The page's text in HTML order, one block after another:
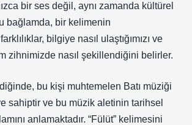
bir ses değil, aynı zamanda kültürel
bağlamda, bir kelimenin
bilgiye nasıl ulaştığımızı ve
zihnimizde nasıl şekillendiğini belirler.
bu kişi muhtemelen Batı müziği
sahiptir ve bu müzik aletinin tarihsel
anlamaktadır. “Fülüt” kelimesini